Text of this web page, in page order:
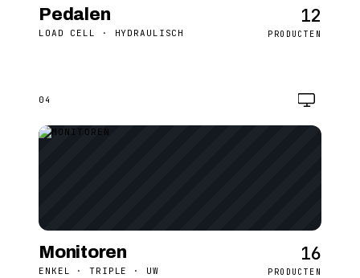
Pedalen
LOAD CELL · HYDRAULISCH
12
PRODUCTEN
04
Monitoren
ENKEL · TRIPLE · UW
16
PRODUCTEN